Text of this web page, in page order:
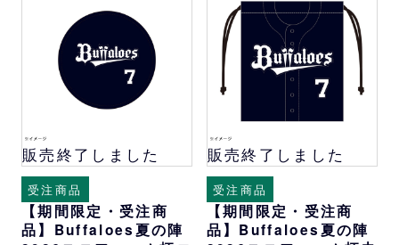
販売終了しました
受注商品
【期間限定・受注商
品】Buffaloes夏の陣
販売終了しました
受注商品
【期間限定・受注商
品】Buffaloes夏の陣